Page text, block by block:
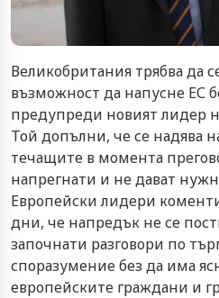
Великобритания трябва да
възможност да напусне ЕС
предупреди новият лидер
Той допълни, че се надява
течащите в момента
напрегнати и не дават
Европейски лидери
дни, че напредък не се
започнати разговори по
споразумение без да има
европейските граждани и